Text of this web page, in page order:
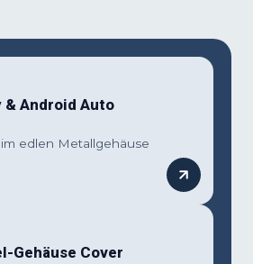
& Android Auto
edlen Metallgehäuse
Gehäuse Cover